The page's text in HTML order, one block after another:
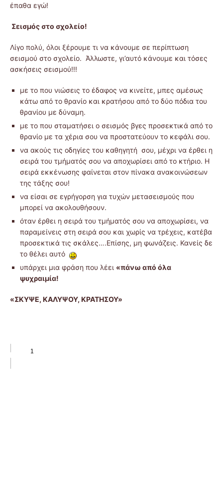
έπαθα εγώ!
Σεισμός στο σχολείο!
Λίγο πολύ, όλοι ξέρουμε τι να κάνουμε σε περίπτωση
σεισμού στο σχολείο. Άλλωστε, γι’αυτό κάνουμε και τόσες
ασκήσεις σεισμού!!!
με το που νιώσεις το έδαφος να κινείτε, μπες αμέσως
κάτω από το θρανίο και κρατήσου από το δύο πόδια του
θρανίου με δύναμη.
με το που σταματήσει ο σεισμός βγες προσεκτικά από το
θρανίο με τα χέρια σου να προστατεύουν το κεφάλι σου.
να ακούς τις οδηγίες του καθηγητή σου, μέχρι να έρθει η
σειρά του τμήματός σου να αποχωρίσει από το κτήριο. Η
σειρά εκκένωσης φαίνεται στον πίνακα ανακοινώσεων
της τάξης σου!
να είσαι σε εγρήγορση για τυχών μετασεισμούς που
μπορεί να ακολουθήσουν.
όταν έρθει η σειρά του τμήματός σου να αποχωρίσει, να
παραμείνεις στη σειρά σου και χωρίς να τρέχεις, κατέβα
προσεκτικά τις σκάλες….Επίσης, μη φωνάζεις. Κανείς δε
το θέλει αυτό
υπάρχει μια φράση που λέει «πάνω από όλα
ψυχραιμία!
«ΣΚΥΨΕ, ΚΑΛΥΨΟΥ, ΚΡΑΤΗΣΟΥ»